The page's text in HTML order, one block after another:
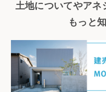
土地についてやアネ
もっと